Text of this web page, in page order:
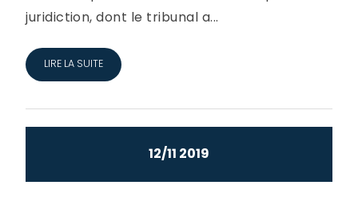
juridiction, dont le tribunal a...
LIRE LA SUITE
12/11 2019